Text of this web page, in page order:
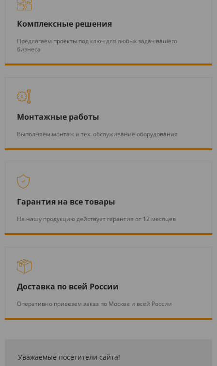
Комплексные решения
Предлагаем проекты под ключ для любых задач вашего
бизнеса
Монтажные работы
Выполняем монтаж и тех. обслуживание оборудования
Гарантия на все товары
На нашу продукцию действует гарантия от 12 месяцев
Доставка по всей России
Оперативно привезем заказ по Москве и всей России
Уважаемые посетители сайта!